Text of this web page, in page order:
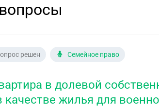
решен Семейное право
в долевой
качестве жилья для